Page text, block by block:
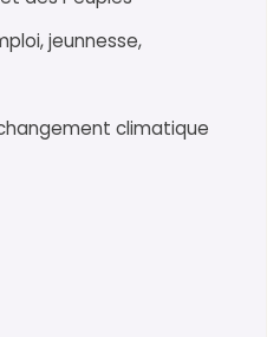
jeunnesse,
climatique